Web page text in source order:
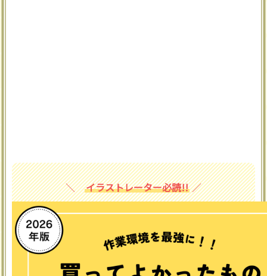
イラストレーター必読!!